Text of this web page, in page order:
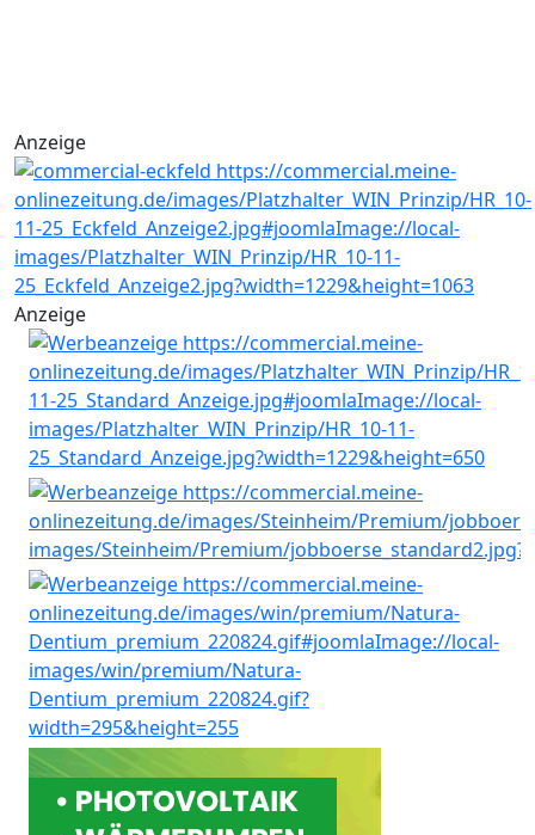
Anzeige
Anzeige